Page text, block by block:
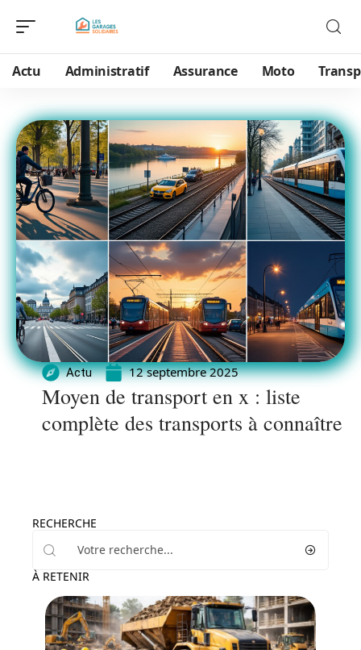
Actu Administratif Assurance Moto
Actu 12 septembre 2025
Moyen de transport en x : liste
complète des transports à connaître
RECHERCHE
À RETENIR